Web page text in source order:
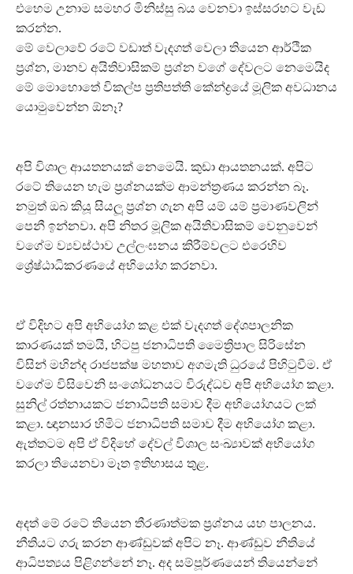
එහෙම උනාම සමහර මිනිස්සු බය වෙනවා ඉස්සරහට වැඩ
කරන්න.
මේ වෙලාවේ රටේ වඩාත් වැදගත් වෙලා තියෙන ආර්ථික
ප්‍රශ්න, මානව අයිතිවාසිකම් ප්‍රශ්න වගේ දේවලට නෙමෙයිද
මේ මොහොතේ විකල්ප ප්‍රතිපත්ති කේන්ද්‍රයේ මූලික අවධානය
යොමුවෙන්න ඕනෑ?
අපි විශාල ආයතනයක් නෙමෙයි. කුඩා ආයතනයක්. අපිට
රටේ තියෙන හැම ප්‍රශ්නයක්ම ආමන්ත්‍රණය කරන්න බෑ.
නමුත් ඔබ කියූ සියලූ ප්‍රශ්න ගැන අපි යම් යම් ප්‍රමාණවලින්
පෙනී ඉන්නවා. අපි නිතර මූලික අයිතිවාසිකම් වෙනුවෙන්
වගේම ව්‍යවස්ථාව උල්ලංඝනය කිරීම්වලට එරෙහිව
ශ්‍රේෂ්ඨාධිකරණයේ අභියෝග කරනවා.
ඒ විදිහට අපි අභියෝග කළ එක් වැදගත් දේශපාලනික
කාරණයක් තමයි, හිටපු ජනාධිපති මෛත්‍රිපාල සිරිසේන
විසින් මහින්ද රාජපක්ෂ මහතාව අගමැති ධුරයේ පිහිටුවීම. ඒ
වගේම විසිවෙනි සංශෝධනයට විරුද්ධව අපි අභියෝග කළා.
සුනිල් රත්නායකට ජනාධිපති සමාව දීම අභියෝගයට ලක්
කළා. ඥානසාර හිමිට ජනාධිපති සමාව දීම අභියෝග කළා.
ඇත්තටම අපි ඒ විදිහේ දේවල් විශාල සංඛ්‍යාවක් අභියෝග
කරලා තියෙනවා මෑත ඉතිහාසය තුළ.
අදත් මේ රටේ තියෙන තීරණාත්මක ප්‍රශ්නය යහ පාලනය.
නීතියට ගරු කරන ආණ්ඩුවක් අපිට නෑ. ආණ්ඩුව නීතියේ
ආධිපත්‍යය පිළිගන්නේ නෑ. අද සම්පූර්ණයෙන් තියෙන්නේ